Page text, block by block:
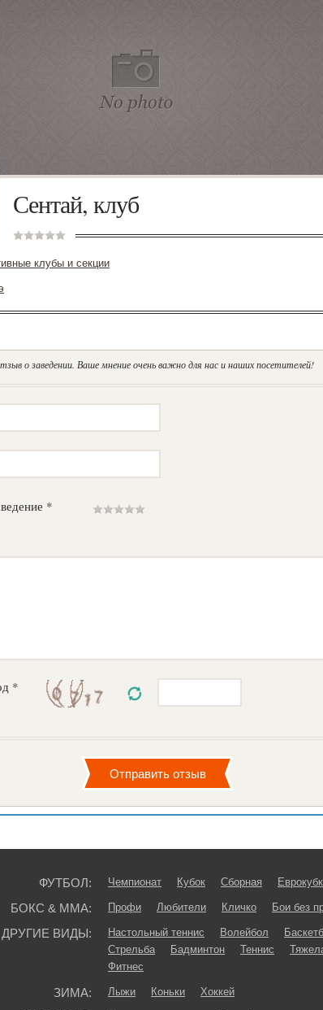
Сентай, клуб
клубы и секции
о заведении. Ваше мнение очень важно для нас и наших посетителей!
*
*
ФУТБОЛ: Чемпионат Кубок Сборная
БОКС & ММА: Профи Любители Кличко Бои без
ДРУГИЕ ВИДЫ: Настольный теннис Волейбол
Стрельба
Бадминтон Теннис
Фитнес
ЗИМА: Лыжи Коньки Хоккей